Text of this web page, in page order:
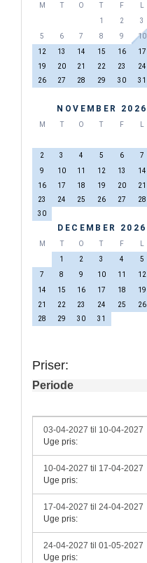
M T O T F
1
2 3
5
6 7 8 9 10
12
13 14 15 16 17
19
20 21 22 23 24
26
27 28 29 30 31
NOVEMBER 2026
M T O T F
2
3 4 5 6 7
9
10 11 12 13 14
16
17 18 19 20 21
23
24 25 26 27 28
30
DECEMBER 2026
M T O T F
1
2 3 4 5
7
8 9 10 11 12
14
15 16 17 18 19
21
22 23 24 25 26
28
29 30 31
Priser:
Periode
03-04-2027 til 10-04-2027
Uge pris:
10-04-2027 til 17-04-2027
Uge pris:
17-04-2027 til 24-04-2027
Uge pris:
24-04-2027 til 01-05-2027
Uge pris: